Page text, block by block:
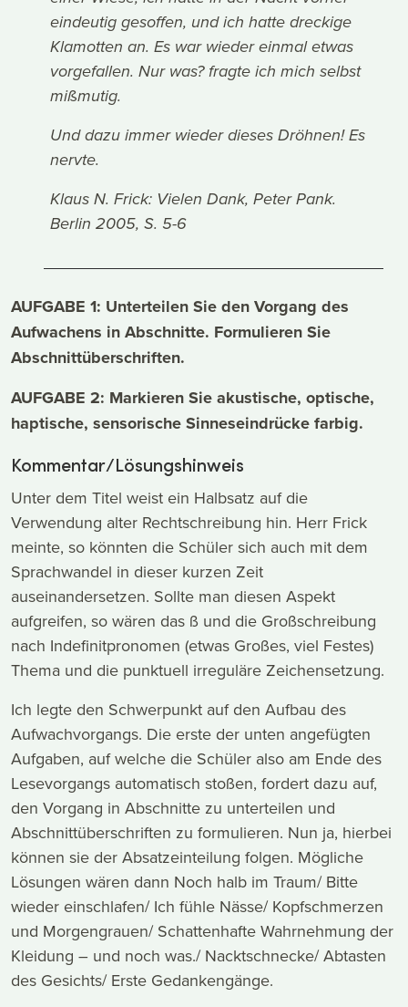
eindeutig gesoffen, und ich hatte dreckige
Klamotten an. Es war wieder einmal etwas
vorgefallen. Nur was? fragte ich mich selbst
mißmutig.
Und dazu immer wieder dieses Dröhnen! Es
nervte.
Klaus N. Frick: Vielen Dank, Peter Pank.
Berlin 2005, S. 5-6
AUFGABE 1: Unterteilen Sie den Vorgang des
Aufwachens in Abschnitte. Formulieren Sie
Abschnittüberschriften.
AUFGABE 2: Markieren Sie akustische, optische,
haptische, sensorische Sinneseindrücke farbig.
Kommentar/Lösungshinweis
Unter dem Titel weist ein Halbsatz auf die
Verwendung alter Rechtschreibung hin. Herr Frick
meinte, so könnten die Schüler sich auch mit dem
Sprachwandel in dieser kurzen Zeit
auseinandersetzen. Sollte man diesen Aspekt
aufgreifen, so wären das ß und die Großschreibung
nach Indefinitpronomen (etwas Großes, viel Festes)
Thema und die punktuell irreguläre Zeichensetzung.
Ich legte den Schwerpunkt auf den Aufbau des
Aufwachvorgangs. Die erste der unten angefügten
Aufgaben, auf welche die Schüler also am Ende des
Lesevorgangs automatisch stoßen, fordert dazu auf,
den Vorgang in Abschnitte zu unterteilen und
Abschnittüberschriften zu formulieren. Nun ja, hierbei
können sie der Absatzeinteilung folgen. Mögliche
Lösungen wären dann Noch halb im Traum/ Bitte
wieder einschlafen/ Ich fühle Nässe/ Kopfschmerzen
und Morgengrauen/ Schattenhafte Wahrnehmung der
Kleidung – und noch was./ Nacktschnecke/ Abtasten
des Gesichts/ Erste Gedankengänge.